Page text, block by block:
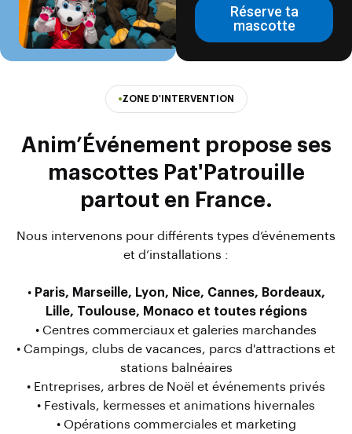
Réserve ta
mascotte
ZONE D'INTERVENTION
Anim’Événement propose ses
mascottes Pat'Patrouille
partout en France.
Nous intervenons pour différents types d’événements
et d’installations :
• Paris, Marseille, Lyon, Nice, Cannes, Bordeaux,
Lille, Toulouse, Monaco et toutes régions
• Centres commerciaux et galeries marchandes
• Campings, clubs de vacances, parcs d'attractions et
stations balnéaires
• Entreprises, arbres de Noël et événements privés
• Festivals, kermesses et animations hivernales
• Opérations commerciales et marketing